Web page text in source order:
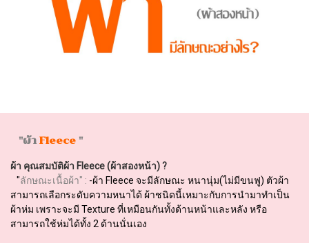
"ผ้า Fleece "
ผ้า คุณสมบัติผ้า Fleece (ผ้าสองหน้า) ?
"ลักษณะ​เนื้อผ้า"​ : -ผ้า Fleece จะมีลักษณะ หนานุ่ม(ไม่มีขนฟู) ตัวผ้า
สามารถเลือกระดับความหนาได้ ผ้าชนิดนี้เหมาะกับการนำมาทำเป็น
ผ้าห่ม เพราะจะมี Texture ที่เหมือนกันทั้งด้านหน้าและหลัง หรือ
สามารถใช้ห่มได้ทั้ง 2 ด้านนั่นเอง